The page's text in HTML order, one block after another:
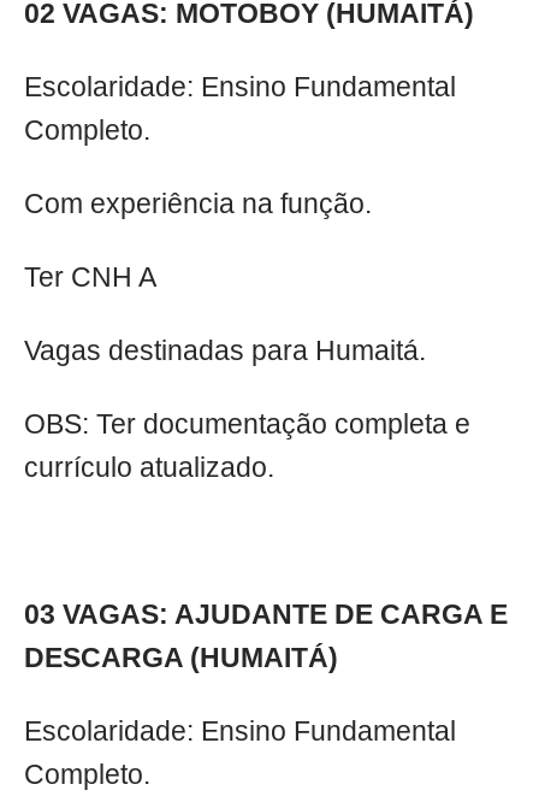
02 VAGAS: MOTOBOY (HUMAITÁ)
Escolaridade: Ensino Fundamental
Completo.
Com experiência na função.
Ter CNH A
Vagas destinadas para Humaitá.
OBS: Ter documentação completa e
currículo atualizado.
03 VAGAS: AJUDANTE DE CARGA E
DESCARGA (HUMAITÁ)
Escolaridade: Ensino Fundamental
Completo.